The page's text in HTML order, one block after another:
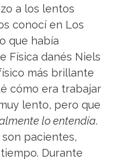
a los lentos
conocí en Los
que había
Física danés Niels
más brillante
cómo era trabajar
lento, pero que
lo entendía.
pacientes,
Durante